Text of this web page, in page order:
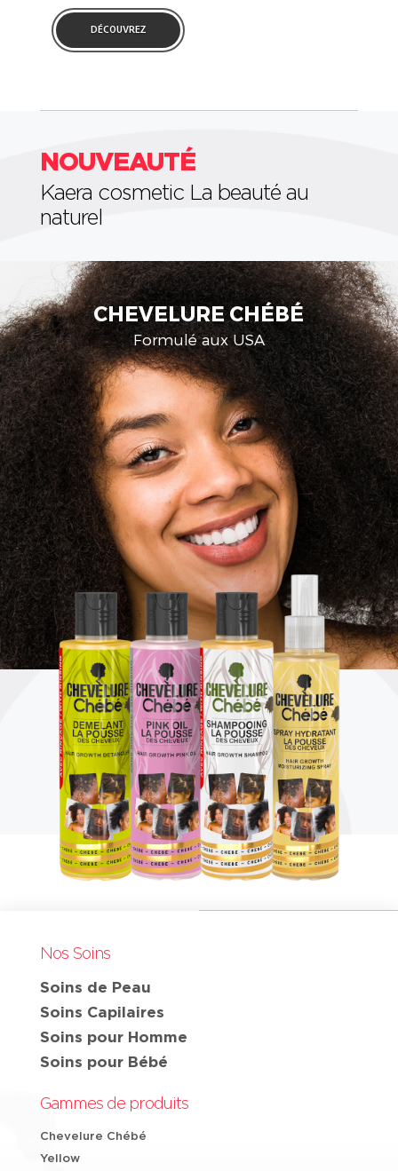
DÉCOUVREZ
NOUVEAUTÉ
Kaera cosmetic La beauté au
naturel
CIRE D'ABEILLE
Aux extraits de Cire d'Abeille
Nos Soins
Soins de Peau
Soins Capilaires
Soins pour Homme
Soins pour Bébé
Gammes de produits
Chevelure Chébé
Yellow